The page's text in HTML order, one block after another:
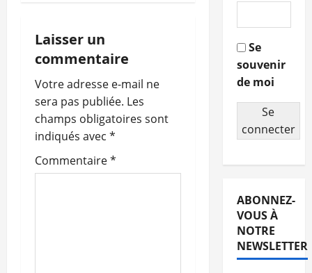
g
a
t
i
o
Laisser un
commentaire
Votre adresse e-mail ne
sera pas publiée. Les
champs obligatoires sont
indiqués avec *
Commentaire*
Se
souvenir
de moi
Se
connecter
ABONNEZ-
VOUS À
NOTRE
NEWSLETTER